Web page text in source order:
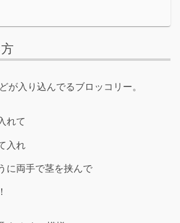
が入り込んでるブロッコリー。
れて
入れ
に両手で茎を挟んで
る！